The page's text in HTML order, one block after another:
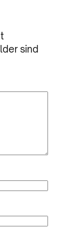
sind